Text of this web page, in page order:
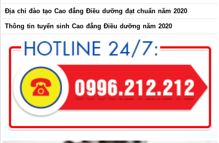
Địa chỉ đào tạo Cao đẳng Điều dưỡng đạt chuẩn năm 2020
Thông tin tuyển sinh Cao đẳng Điều dưỡng năm 2020